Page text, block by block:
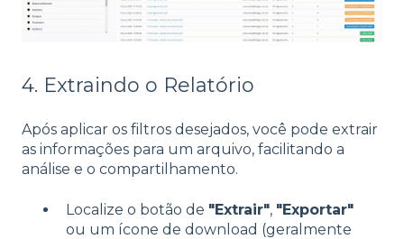
4. Extraindo o Relatório
Após aplicar os filtros desejados, você pode extrair
as informações para um arquivo, facilitando a
análise e o compartilhamento.
Localize o botão de "Extrair", "Exportar"
ou um ícone de download (geralmente